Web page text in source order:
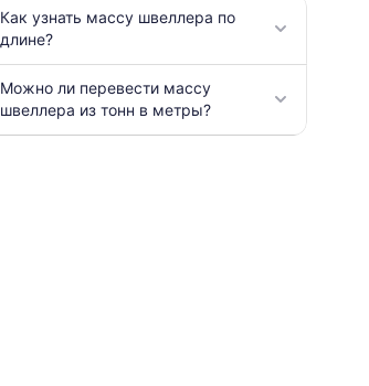
Как узнать массу швеллера по
длине?
Можно ли перевести массу
швеллера из тонн в метры?